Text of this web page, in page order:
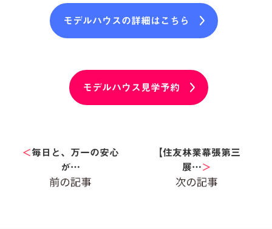
モデルハウスの詳細はこちら
モデルハウス見学予約
＜毎日と、万一の安心
が…
【住友林業幕張第三
展…＞